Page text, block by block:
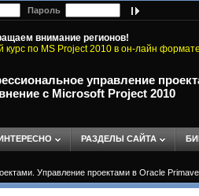
Пароль
внимание регионов!
курс по MS Project 2010 в он-лайн
управление
с Microsoft Project 2010
РАЗДЕЛЫ САЙТА
Управление проектами в Oracle